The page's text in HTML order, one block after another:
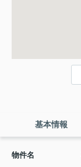
基本情報
物件名